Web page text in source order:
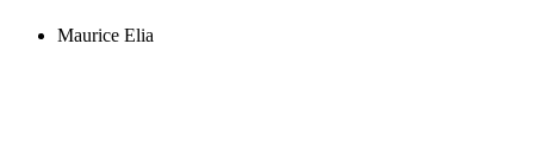
Maurice Elia